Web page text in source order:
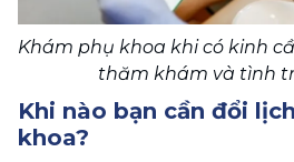
Khám phụ khoa khi có kinh
thăm khám và tình
Khi nào bạn cần đổi
khoa?